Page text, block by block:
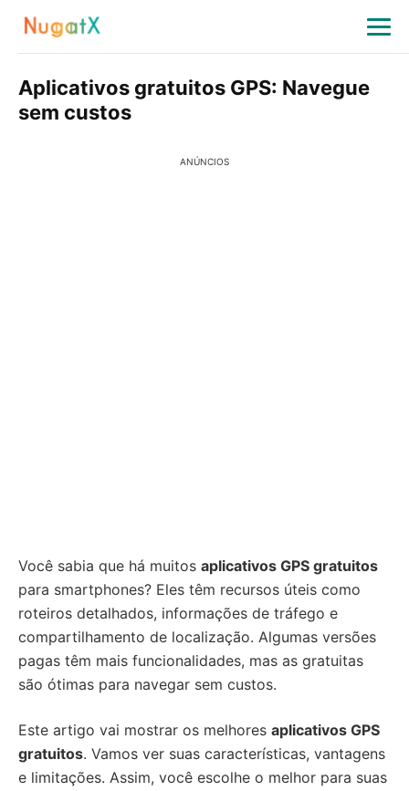
Aplicativos gratuitos GPS: Navegue
sem custos
ANÚNCIOS
Você sabia que há muitos aplicativos GPS gratuitos
para smartphones? Eles têm recursos úteis como
roteiros detalhados, informações de tráfego e
compartilhamento de localização. Algumas versões
pagas têm mais funcionalidades, mas as gratuitas
são ótimas para navegar sem custos.
Este artigo vai mostrar os melhores aplicativos GPS
gratuitos. Vamos ver suas características, vantagens
e limitações. Assim, você escolhe o melhor para suas